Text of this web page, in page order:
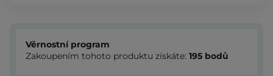
Věrnostní program
Zakoupením tohoto produktu získáte: 195 bodů